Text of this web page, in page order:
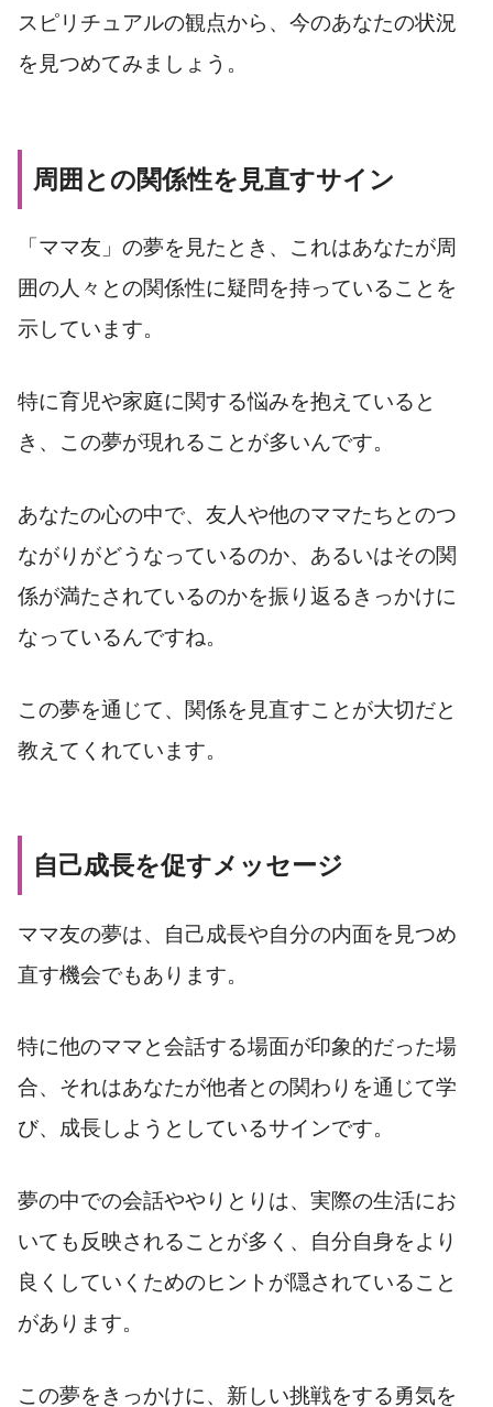
スピリチュアルの観点から、今のあなたの状況
を見つめてみましょう。
周囲との関係性を見直すサイン
「ママ友」の夢を見たとき、これはあなたが周
囲の人々との関係性に疑問を持っていることを
示しています。
特に育児や家庭に関する悩みを抱えていると
き、この夢が現れることが多いんです。
あなたの心の中で、友人や他のママたちとのつ
ながりがどうなっているのか、あるいはその関
係が満たされているのかを振り返るきっかけに
なっているんですね。
この夢を通じて、関係を見直すことが大切だと
教えてくれています。
自己成長を促すメッセージ
ママ友の夢は、自己成長や自分の内面を見つめ
直す機会でもあります。
特に他のママと会話する場面が印象的だった場
合、それはあなたが他者との関わりを通じて学
び、成長しようとしているサインです。
夢の中での会話ややりとりは、実際の生活にお
いても反映されることが多く、自分自身をより
良くしていくためのヒントが隠されていること
があります。
この夢をきっかけに、新しい挑戦をする勇気を